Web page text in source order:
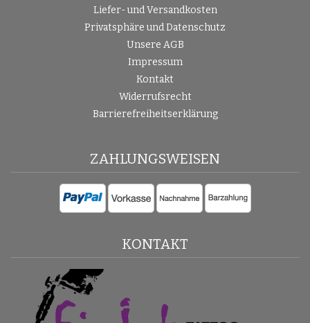
Liefer- und Versandkosten
Privatsphäre und Datenschutz
Unsere AGB
Impressum
Kontakt
Widerrufsrecht
Barrierefreiheitserklärung
ZAHLUNGSWEISEN
KONTAKT